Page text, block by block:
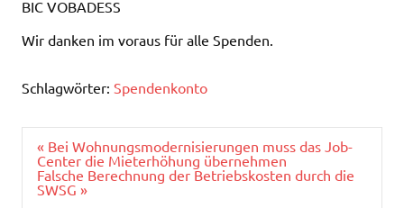
BIC VOBADESS
Wir danken im voraus für alle Spenden.
Schlagwörter: Spendenkonto
Beitragsnavigation
« Bei Wohnungsmodernisierungen muss das Job-
Center die Mieterhöhung übernehmen
Falsche Berechnung der Betriebskosten durch die
SWSG »